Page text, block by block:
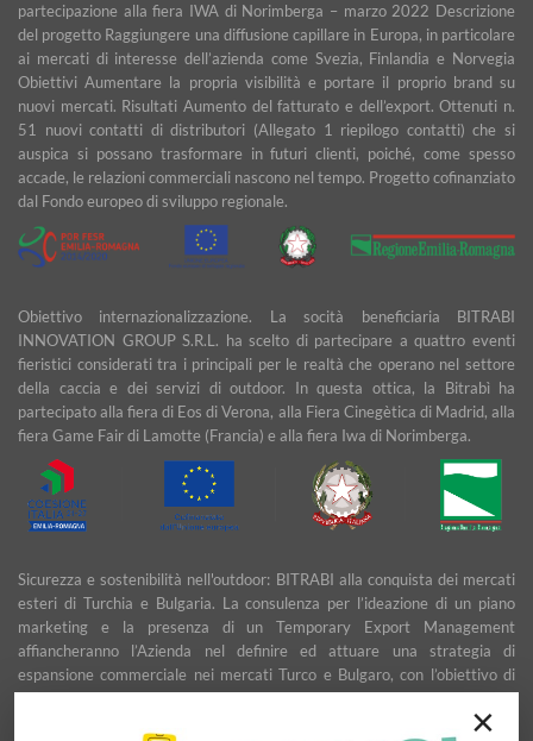
×
partecipazione alla fiera IWA di Norimberga – marzo 2022 Descrizione
del progetto Raggiungere una diffusione capillare in Europa, in particolare
ai mercati di interesse dell’azienda come Svezia, Finlandia e Norvegia
Obiettivi Aumentare la propria visibilità e portare il proprio brand su
nuovi mercati. Risultati Aumento del fatturato e dell’export. Ottenuti n.
51 nuovi contatti di distributori (Allegato 1 riepilogo contatti) che si
auspica si possano trasformare in futuri clienti, poiché, come spesso
accade, le relazioni commerciali nascono nel tempo. Progetto cofinanziato
dal Fondo europeo di sviluppo regionale.
Obiettivo internazionalizzazione. La socità beneficiaria BITRABI
INNOVATION GROUP S.R.L. ha scelto di partecipare a quattro eventi
fieristici considerati tra i principali per le realtà che operano nel settore
della caccia e dei servizi di outdoor. In questa ottica, la Bitrabì ha
partecipato alla fiera di Eos di Verona, alla Fiera Cinegètica di Madrid, alla
fiera Game Fair di Lamotte (Francia) e alla fiera Iwa di Norimberga.
Sicurezza e sostenibilità nell'outdoor: BITRABI alla conquista dei mercati
esteri di Turchia e Bulgaria. La consulenza per l’ideazione di un piano
marketing e la presenza di un Temporary Export Management
affiancheranno l’Azienda nel definire ed attuare una strategia di
espansione commerciale nei mercati Turco e Bulgaro, con l’obiettivo di
garantire uno sviluppo stabile e duraturo.